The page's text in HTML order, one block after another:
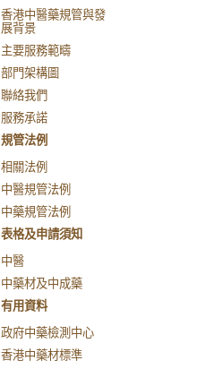
香港中醫藥規管與發
展背景
主要服務範疇
部門架構圖
聯絡我們
服務承諾
規管法例
相關法例
中醫規管法例
中藥規管法例
表格及申請須知
中醫
中藥材及中成藥
有用資料
政府中藥檢測中心
香港中藥材標準